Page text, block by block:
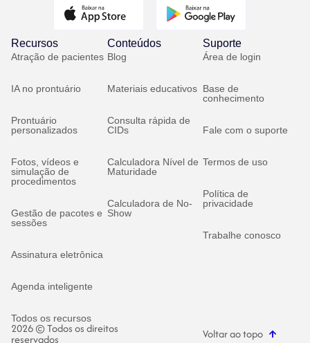
Recursos
Atração de pacientes
IA no prontuário
Prontuário
personalizados
Fotos, vídeos e
simulação de
procedimentos
Gestão de pacotes e
sessões
Assinatura eletrônica
Agenda inteligente
Todos os recursos
Conteúdos
Blog
Materiais educativos
Consulta rápida de
CIDs
Calculadora Nível de
Maturidade
Calculadora de No-
Show
Suporte
Área de login
Base de
conhecimento
Fale com o suporte
Termos de uso
Política de
privacidade
Trabalhe conosco
2026 © Todos os direitos
reservados Voltar ao topo